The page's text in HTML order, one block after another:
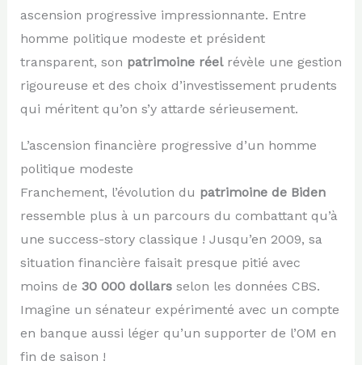
ascension progressive impressionnante. Entre
homme politique modeste et président
transparent, son patrimoine réelrévèle une gestion
rigoureuse et des choix d’investissement prudents
qui méritent qu’on s’y attarde sérieusement.
L’ascension financière progressive d’un homme
politique modeste
Franchement, l’évolution du patrimoine de Biden
ressemble plus à un parcours du combattant qu’à
une success-story classique ! Jusqu’en 2009, sa
situation financière faisait presque pitié avec
moins de 30 000 dollarsselon les données CBS.
Imagine un sénateur expérimenté avec un compte
en banque aussi léger qu’un supporter de l’OM en
fin de saison !